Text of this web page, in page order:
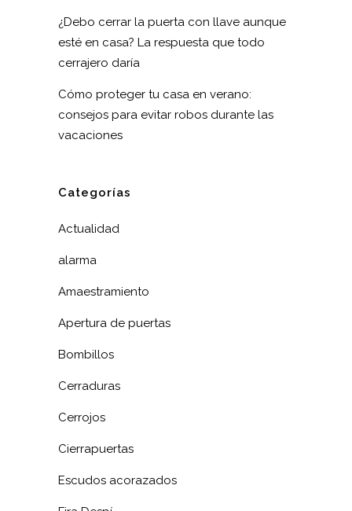
¿Debo cerrar la puerta con llave aunque
esté en casa? La respuesta que todo
cerrajero daría
Cómo proteger tu casa en verano:
consejos para evitar robos durante las
vacaciones
Categorías
Actualidad
alarma
Amaestramiento
Apertura de puertas
Bombillos
Cerraduras
Cerrojos
Cierrapuertas
Escudos acorazados